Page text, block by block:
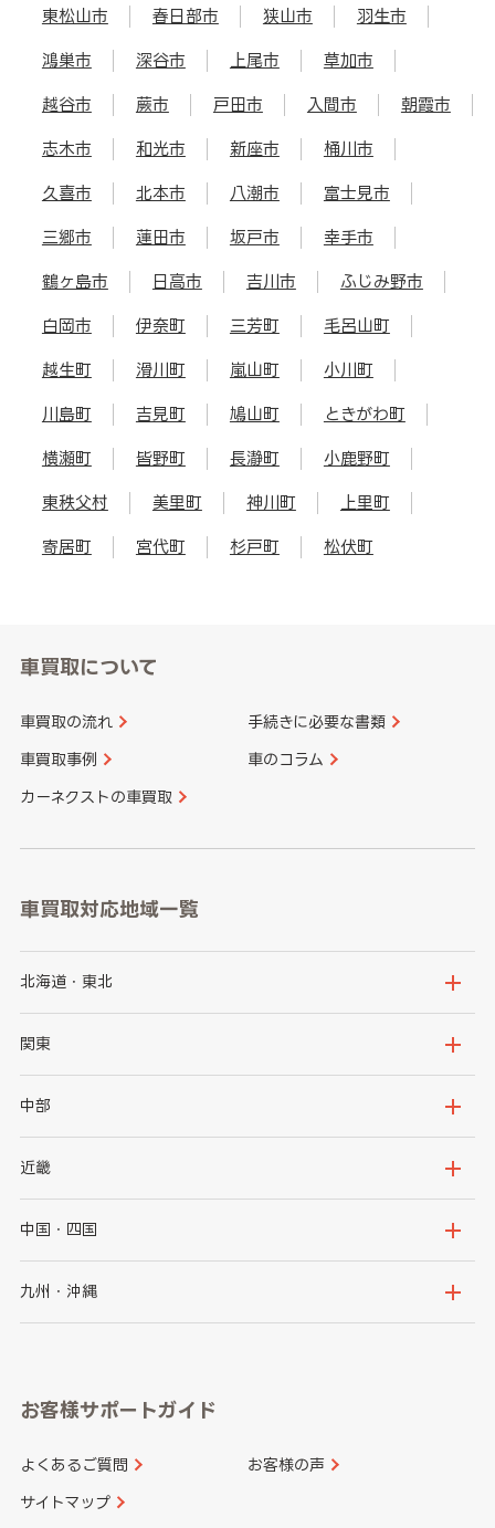
東松山市 春日部市 狭山市 羽生市
鴻巣市 深谷市 上尾市 草加市
越谷市 蕨市 戸田市 入間市 朝霞市
志木市 和光市 新座市 桶川市
久喜市 北本市 八潮市 富士見市
三郷市 蓮田市 坂戸市 幸手市
鶴ヶ島市 日高市 吉川市 ふじみ野市
白岡市 伊奈町 三芳町 毛呂山町
越生町 滑川町 嵐山町 小川町
川島町 吉見町 鳩山町 ときがわ町
横瀬町 皆野町 長瀞町 小鹿野町
東秩父村 美里町 神川町 上里町
寄居町 宮代町 杉戸町 松伏町
車買取について
車買取の流れ 手続きに必要な書類
車買取事例 車のコラム
カーネクストの車買取
車買取対応地域一覧
北海道・東北
北海道
岩手県
秋田県
関東
茨城県
群馬県
千葉県
神奈川県
中部
新潟県
石川県
山梨県
愛知県
近畿
大阪府
京都府
和歌山県
中国・四国
鳥取県
山口県
香川県 愛媛県
九州・沖縄
長崎県
大分県 宮崎県
お客様サポートガイド
よくあるご質問 お客様の声
サイトマップ